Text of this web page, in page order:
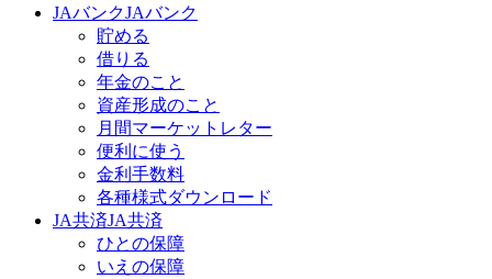
JAバンクJAバンク
貯める
借りる
年金のこと
資産形成のこと
月間マーケットレター
便利に使う
金利手数料
各種様式ダウンロード
JA共済JA共済
ひとの保障
いえの保障